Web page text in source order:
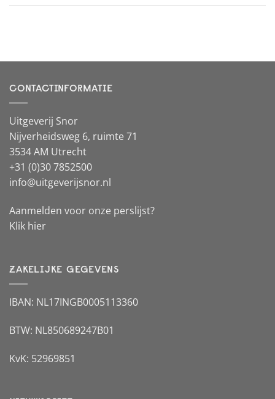
CONTACTINFORMATIE
Uitgeverij Snor
Nijverheidsweg 6, ruimte 71
3534 AM Utrecht
+31 (0)30 7852500
info@uitgeverijsnor.nl
Aanmelden voor onze perslijst?
Klik hier
ZAKELIJKE GEGEVENS
IBAN: NL17INGB0005113360
BTW: NL850689247B01
KvK: 52969851